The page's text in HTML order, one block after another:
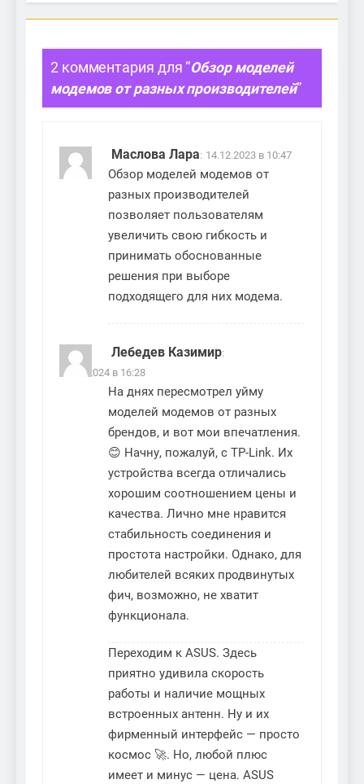
2 комментария для “Обзор моделей
модемов от разных производителей”
Маслова Лара: 14.12.2023 в 10:47
Обзор моделей модемов от
разных производителей
позволяет пользователям
увеличить свою гибкость и
принимать обоснованные
решения при выборе
подходящего для них модема.
Лебедев Казимир:
17.12.2024 в 16:28
На днях пересмотрел уйму
моделей модемов от разных
брендов, и вот мои впечатления.
😊 Начну, пожалуй, с TP-Link. Их
устройства всегда отличались
хорошим соотношением цены и
качества. Лично мне нравится
стабильность соединения и
простота настройки. Однако, для
любителей всяких продвинутых
фич, возможно, не хватит
функционала.
Переходим к ASUS. Здесь
приятно удивила скорость
работы и наличие мощных
встроенных антенн. Ну и их
фирменный интерфейс — просто
космос 🚀. Но, любой плюс
имеет и минус — цена. ASUS